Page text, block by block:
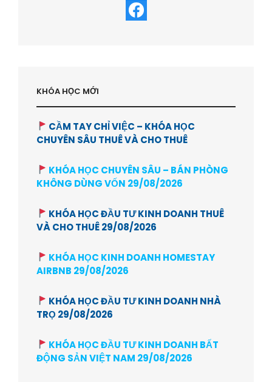
KHÓA HỌC MỚI
CẦM TAY CHỈ VIỆC – KHÓA HỌC
CHUYÊN SÂU THUÊ VÀ CHO THUÊ
KHÓA HỌC CHUYÊN SÂU – BÁN PHÒNG
KHÔNG DÙNG VỐN 29/08/2026
KHÓA HỌC ĐẦU TƯ KINH DOANH THUÊ
VÀ CHO THUÊ 29/08/2026
KHÓA HỌC KINH DOANH HOMESTAY
AIRBNB 29/08/2026
KHÓA HỌC ĐẦU TƯ KINH DOANH NHÀ
TRỌ 29/08/2026
KHÓA HỌC ĐẦU TƯ KINH DOANH BẤT
ĐỘNG SẢN VIỆT NAM 29/08/2026